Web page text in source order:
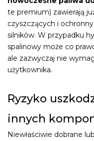
te premium) zawierają
czyszczących i
silników. W przypadku
spalinowy może co
ale zazwyczaj nie
użytkownika.
Ryzyko
innych
Niewłaściwie dobrane lub słabej jakości dodatki do paliwa